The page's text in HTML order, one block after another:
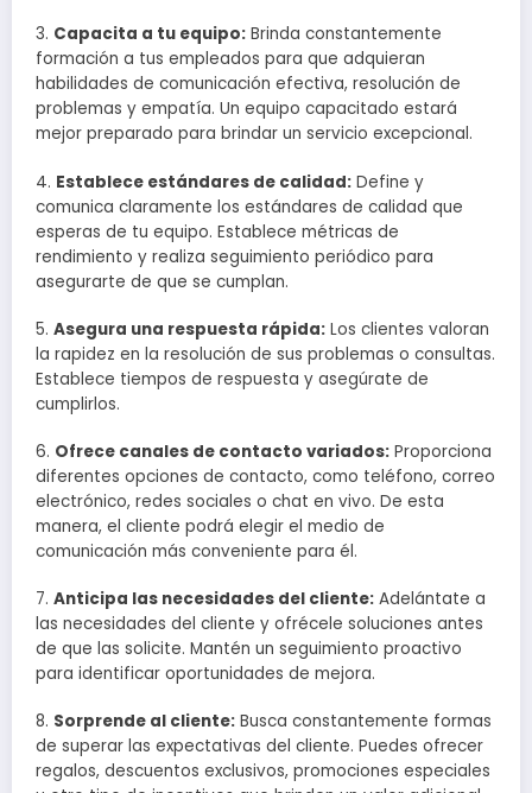
3. Capacita a tu equipo: Brinda constantemente
formación a tus empleados para que adquieran
habilidades de comunicación efectiva, resolución de
problemas y empatía. Un equipo capacitado estará
mejor preparado para brindar un servicio excepcional.
4. Establece estándares de calidad: Define y
comunica claramente los estándares de calidad que
esperas de tu equipo. Establece métricas de
rendimiento y realiza seguimiento periódico para
asegurarte de que se cumplan.
5. Asegura una respuesta rápida: Los clientes valoran
la rapidez en la resolución de sus problemas o consultas.
Establece tiempos de respuesta y asegúrate de
cumplirlos.
6. Ofrece canales de contacto variados: Proporciona
diferentes opciones de contacto, como teléfono, correo
electrónico, redes sociales o chat en vivo. De esta
manera, el cliente podrá elegir el medio de
comunicación más conveniente para él.
7. Anticipa las necesidades del cliente: Adelántate a
las necesidades del cliente y ofrécele soluciones antes
de que las solicite. Mantén un seguimiento proactivo
para identificar oportunidades de mejora.
8. Sorprende al cliente: Busca constantemente formas
de superar las expectativas del cliente. Puedes ofrecer
regalos, descuentos exclusivos, promociones especiales